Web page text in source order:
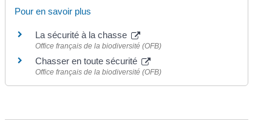
Pour en savoir plus
La sécurité à la chasse
Office français de la biodiversité (OFB)
Chasser en toute sécurité
Office français de la biodiversité (OFB)